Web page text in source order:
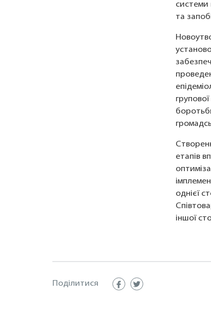
системи
та
етапів
однієї
іншої
Поділитися